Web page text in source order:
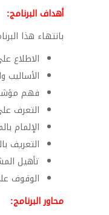
أهداف البرنامج:
بانتهاء هذا
الاطلاع
فهم
التعرف
الإلمام
التعريف
تأهيل
الوقوف
محاور البرنامج: